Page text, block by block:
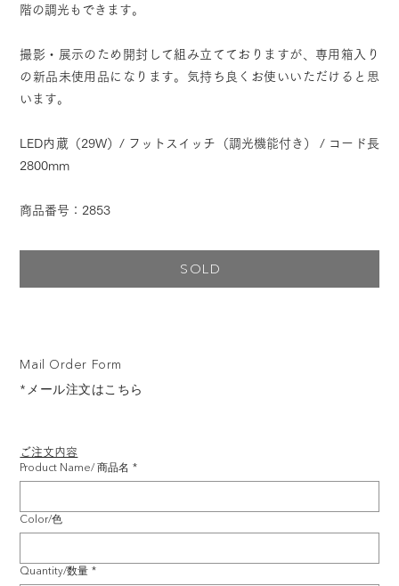
ご注文内容
Product Name/ 商品名 *
Color/色
Quantity/数量 *
Mail Order Form
*メール注文はこちら
階の調光もできます。
撮影・展示のため開封して組み立てておりますが、専用箱入り
の新品未使用品になります。気持ち良くお使いいただけると思
います。
LED内蔵（29W）/ フットスイッチ（調光機能付き） / コード長
2800mm
商品番号：2853
SOLD